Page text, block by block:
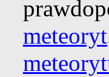
meteoryt